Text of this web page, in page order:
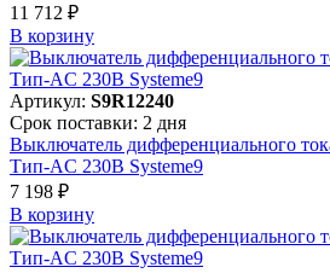
11 712 ₽
В корзинy
Артикул: S9R12240
Срок поставки: 2 дня
Выключатель дифференциального
Тип-AC 230В Systeme9
7 198 ₽
В корзинy